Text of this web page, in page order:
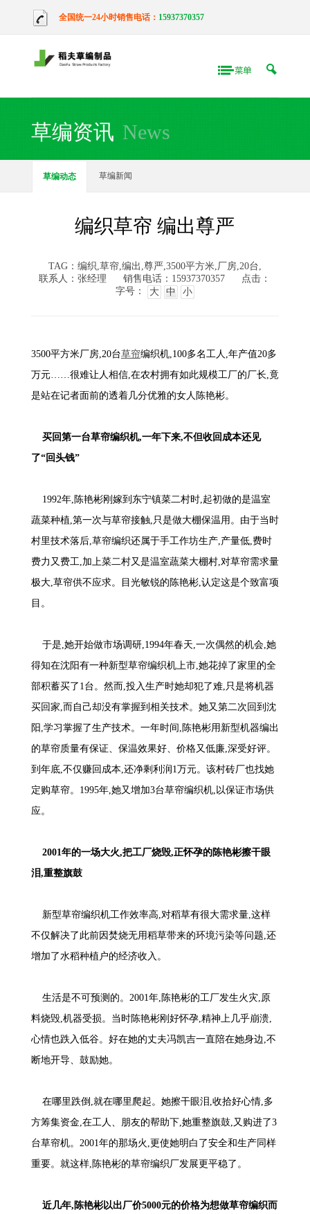
全国统一24小时销售电话： 15937370357
草编资讯 News
草编动态 草编新闻
编织草帘 编出尊严
TAG：编织,草帘,编出,尊严,3500平方米,厂房,20台,
联系人：张经理
销售电话：15937370357
点击：
字号：
大 中 小
3500平方米厂房,20台草帘编织机,100多名工人,年产值20多
万元……很难让人相信,在农村拥有如此规模工厂的厂长,竟
是站在记者面前的透着几分优雅的女人陈艳彬。
买回第一台草帘编织机,一年下来,不但收回成本还见
了“回头钱”
1992年,陈艳彬刚嫁到东宁镇菜二村时,起初做的是温室
蔬菜种植,第一次与草帘接触,只是做大棚保温用。由于当时
村里技术落后,草帘编织还属于手工作坊生产,产量低,费时
费力又费工,加上菜二村又是温室蔬菜大棚村,对草帘需求量
极大,草帘供不应求。目光敏锐的陈艳彬,认定这是个致富项
目。
于是,她开始做市场调研,1994年春天,一次偶然的机会,她
得知在沈阳有一种新型草帘编织机上市,她花掉了家里的全
部积蓄买了1台。然而,投入生产时她却犯了难,只是将机器
买回家,而自己却没有掌握到相关技术。她又第二次回到沈
阳,学习掌握了生产技术。一年时间,陈艳彬用新型机器编出
的草帘质量有保证、保温效果好、价格又低廉,深受好评。
到年底,不仅赚回成本,还净剩利润1万元。该村砖厂也找她
定购草帘。1995年,她又增加3台草帘编织机,以保证市场供
应。
2001年的一场大火,把工厂烧毁,正怀孕的陈艳彬擦干眼
泪,重整旗鼓
新型草帘编织机工作效率高,对稻草有很大需求量,这样
不仅解决了此前因焚烧无用稻草带来的环境污染等问题,还
增加了水稻种植户的经济收入。
生活是不可预测的。2001年,陈艳彬的工厂发生火灾,原
料烧毁,机器受损。当时陈艳彬刚好怀孕,精神上几乎崩溃,
心情也跌入低谷。好在她的丈夫冯凯吉一直陪在她身边,不
断地开导、鼓励她。
在哪里跌倒,就在哪里爬起。她擦干眼泪,收拾好心情,多
方筹集资金,在工人、朋友的帮助下,她重整旗鼓,又购进了3
台草帘机。2001年的那场火,更使她明白了安全和生产同样
重要。就这样,陈艳彬的草帘编织厂发展更平稳了。
近几年,陈艳彬以出厂价5000元的价格为想做草帘编织而